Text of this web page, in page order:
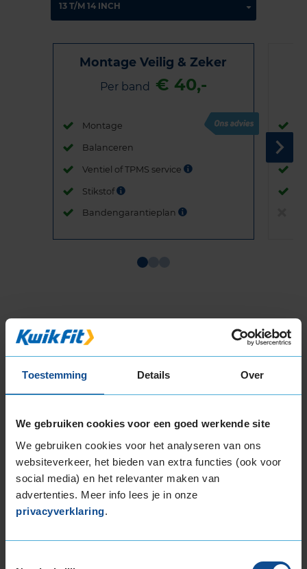
Toestemming Details Over
We gebruiken cookies voor een goed werkende site
We gebruiken cookies voor het analyseren van ons
websiteverkeer, het bieden van extra functies (ook voor
social media) en het relevanter maken van
advertenties. Meer info lees je in onze
privacyverklaring.
Montage Veilig & Zeker
Per band € 40,-
Montage
Balanceren
Ventiel of TPMS service
Stikstof
Bandengarantieplan
3
Beschikbare bandenmaten
205/45R17 88V EXTRALOAD
205/50R17 93H EXTRALOAD
205/50R17 93V EXTRALOAD
205/55R17 95V EXTRALOAD
205/60R17 93H
215/40R17 87V EXTRALOAD